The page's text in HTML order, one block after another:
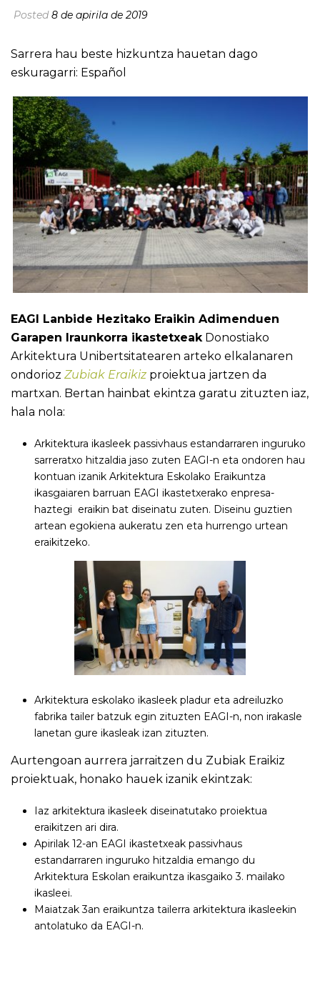
Posted8 de apirila de 2019
Sarrera hau beste hizkuntza hauetan dago
eskuragarri: Español
EAGI Lanbide Hezitako Eraikin Adimenduen
Garapen Iraunkorra ikastetxeakDonostiako
Arkitektura Unibertsitatearen arteko elkalanaren
ondorioz Zubiak Eraikizproiektua jartzen da
martxan. Bertan hainbat ekintza garatu zituzten iaz,
hala nola:
Arkitektura ikasleek passivhaus estandarraren inguruko
sarreratxo hitzaldia jaso zuten EAGI-n eta ondoren hau
kontuan izanik Arkitektura Eskolako Eraikuntza
ikasgaiaren barruan EAGI ikastetxerako enpresa-
haztegi eraikin bat diseinatu zuten. Diseinu guztien
artean egokiena aukeratu zen eta hurrengo urtean
eraikitzeko.
Arkitektura eskolako ikasleek pladur eta adreiluzko
fabrika tailer batzuk egin zituzten EAGI-n, non irakasle
lanetan gure ikasleak izan zituzten.
Aurtengoan aurrera jarraitzen du Zubiak Eraikiz
proiektuak, honako hauek izanik ekintzak:
Iaz arkitektura ikasleek diseinatutako proiektua
eraikitzen ari dira.
Apirilak 12-an EAGI ikastetxeak passivhaus
estandarraren inguruko hitzaldia emango du
Arkitektura Eskolan eraikuntza ikasgaiko 3. mailako
ikasleei.
Maiatzak 3an eraikuntza tailerra arkitektura ikasleekin
antolatuko da EAGI-n.